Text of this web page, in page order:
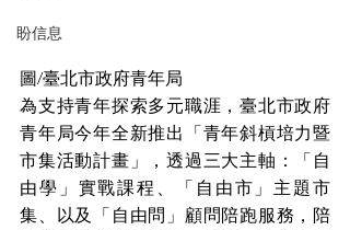
盼信息
圖/臺北市政府青年局
為支持青年探索多元職涯，臺北市政府
青年局今年全新推出「青年斜槓培力暨
市集活動計畫」，透過三大主軸：「自
由學」實戰課程、「自由市」主題市
集、以及「自由問」顧問陪跑服務，陪